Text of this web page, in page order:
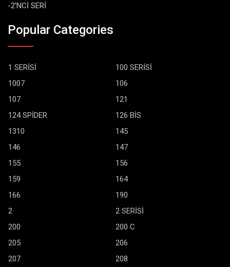
-2’NCİ SERİ
Popular Categories
1 SERİSİ
100 SERİSİ
1007
106
107
121
124 SPİDER
126 BİS
1310
145
146
147
155
156
159
164
166
190
2
2 SERİSİ
200
200 C
205
206
207
208